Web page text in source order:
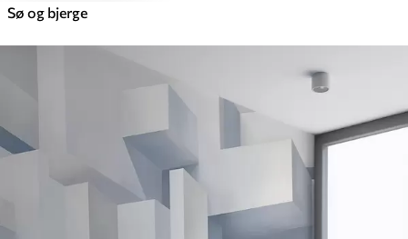
Sø og bjerge